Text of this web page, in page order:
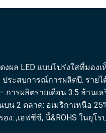
งผล LED แบบโปร่งใสที่มองเ
ประสบการณ์การผลิตปี. รายไ
การผลิตรายเดือน 3.5 ล้านเ
บน 2 ตลาด: อเมริกาเหนือ
ง: ,เอฟซีซี, นี้&ROHS ในยุโร